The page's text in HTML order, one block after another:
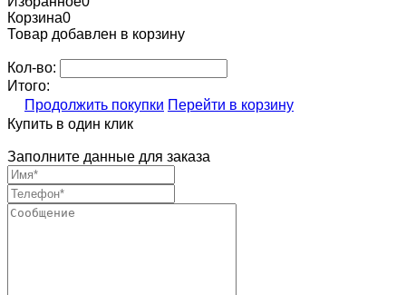
Корзина0
Товар добавлен в корзину
Кол-во:
Итого:
Продолжить покупки Перейти в корзину
Купить в один клик
Заполните данные для заказа